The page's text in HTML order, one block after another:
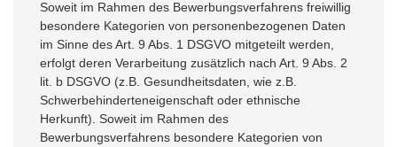
Soweit im Rahmen des Bewerbungsverfahrens freiwillig
besondere Kategorien von personenbezogenen Daten
im Sinne des Art. 9 Abs. 1 DSGVO mitgeteilt werden,
erfolgt deren Verarbeitung zusätzlich nach Art. 9 Abs. 2
lit. b DSGVO (z.B. Gesundheitsdaten, wie z.B.
Schwerbehinderteneigenschaft oder ethnische
Herkunft). Soweit im Rahmen des
Bewerbungsverfahrens besondere Kategorien von